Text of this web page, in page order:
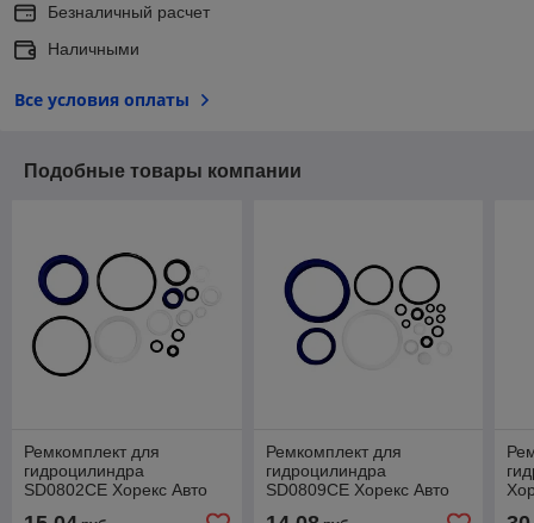
Безналичный расчет
Наличными
Все условия оплаты
Подобные товары компании
Ремкомплект для
гидроцилиндра
SD0802CE Хорекс Авто
Ремкомплект для
гидроцилиндра
SD0809CE Хорекс Авто